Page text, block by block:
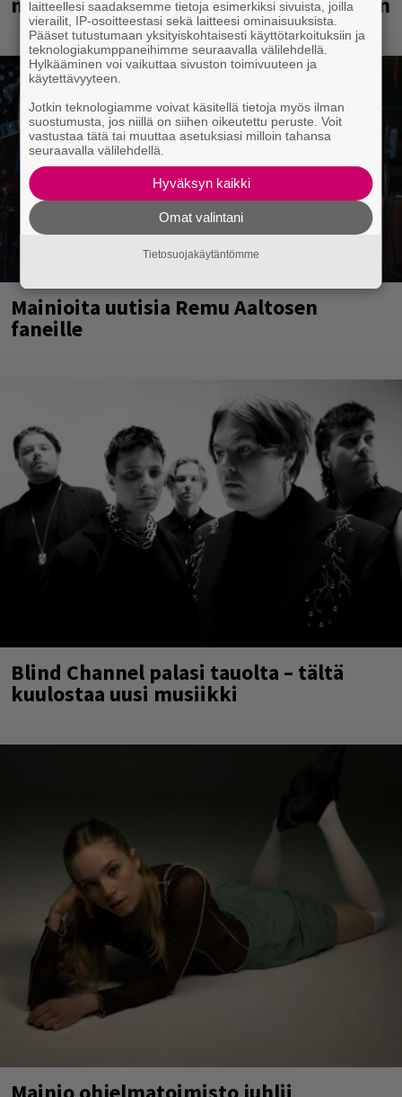
Mainioita uutisia Remu Aaltosen
faneille
Blind Channel palasi tauolta – tältä
kuulostaa uusi musiikki
laitteellesi saadaksemme tietoja esimerkiksi sivuista, joilla
vierailit, IP-osoitteestasi sekä laitteesi ominaisuuksista.
Pääset tutustumaan yksityiskohtaisesti käyttötarkoituksiin ja
teknologiakumppaneihimme seuraavalla välilehdellä.
Hylkääminen voi vaikuttaa sivuston toimivuuteen ja
käytettävyyteen.
Jotkin teknologiamme voivat käsitellä tietoja myös ilman
suostumusta, jos niillä on siihen oikeutettu peruste. Voit
vastustaa tätä tai muuttaa asetuksiasi milloin tahansa
seuraavalla välilehdellä.
Hyväksyn kaikki
Omat valintani
Tietosuojakäytäntömme